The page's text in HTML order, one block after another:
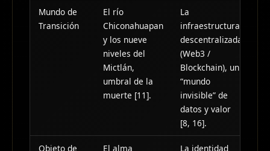
Mundo de
Transición
El río
Chiconahuapan
y los nueve
niveles del
Mictlán,
umbral de la
muerte [11].
La
infraestructura
descentralizada
(Web3 /
Blockchain), un
“mundo
invisible” de
datos y valor
[8, 16].
Objeto de
El alma
La identidad